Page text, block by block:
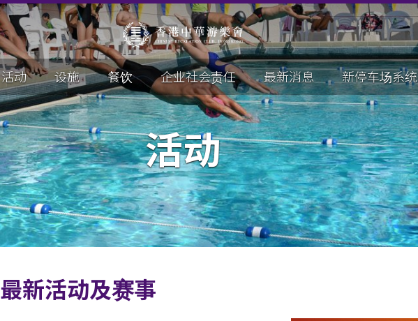
活动 设施 餐饮 企业社会责任 最新消息 新停车场系统
活动
最新活动及赛事